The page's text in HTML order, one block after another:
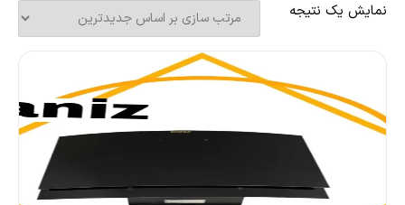
نمایش یک نتیجه